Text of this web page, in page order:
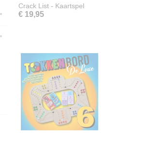
Crack List - Kaartspel
€ 19,95